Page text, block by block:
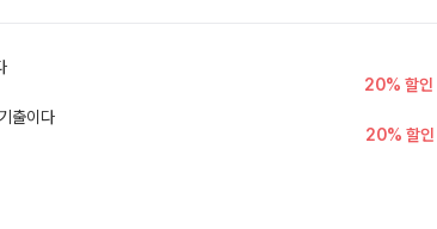
20% 할인
출이다
20% 할인